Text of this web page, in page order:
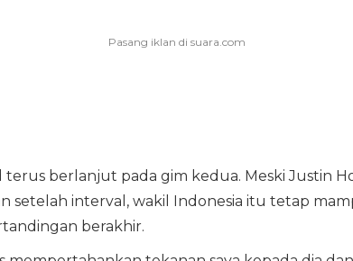
terus berlanjut pada gim kedua. Meski Justin
setelah interval, wakil Indonesia itu tetap
berakhir.